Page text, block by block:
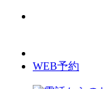
WEB予約